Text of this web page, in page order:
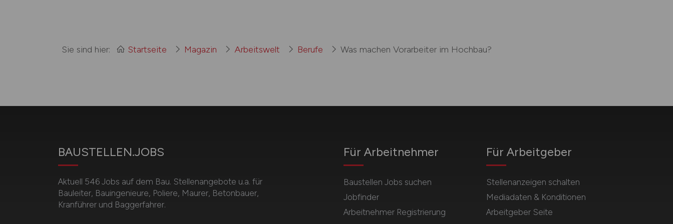
Sie sind hier: Startseite Magazin Arbeitswelt Berufe Was machen Vorarbeiter im Hochbau?
BAUSTELLEN.JOBS
Aktuell 546 Jobs auf dem Bau. Stellenangebote u.a. für
Bauleiter, Bauingenieure, Poliere, Maurer, Betonbauer,
Kranführer und Baggerfahrer.
Für Arbeitnehmer
Baustellen Jobs suchen
Jobfinder
Arbeitnehmer Registrierung
Für Arbeitgeber
Stellenanzeigen schalten
Mediadaten & Konditionen
Arbeitgeber Seite